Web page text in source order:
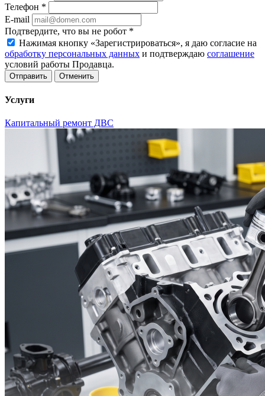
Телефон *
E-mail
Подтвердите, что вы не робот *
Нажимая кнопку «Зарегистрироваться», я даю согласие на
обработку персональных данных и подтверждаю соглашение
условий работы Продавца.
Отменить
Услуги
Капитальный ремонт ДВС